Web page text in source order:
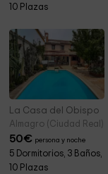
10 Plazas
La Casa del Obispo
Almagro (Ciudad Real)
50€ persona y noche
5 Dormitorios, 3 Baños,
10 Plazas